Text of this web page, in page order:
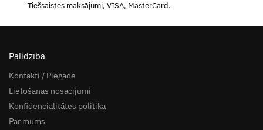
Tiešsaistes maksājumi, VISA, MasterCard.
Palīdzība
Kontakti / Piegāde
Lietošanas nosacījumi
Konfidencialitātes politika
Par mums